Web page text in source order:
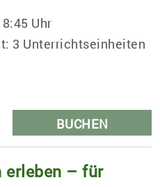
Uhr
3 Unterrichtseinheiten
BUCHEN
erleben – für